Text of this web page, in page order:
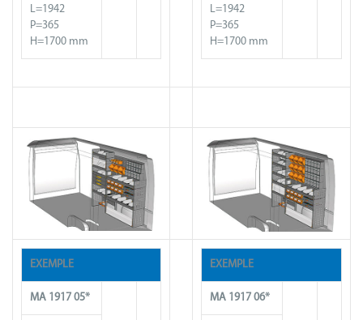
L=1942
P=365
H=1700 mm
L=1942
P=365
H=1700 mm
EXEMPLE
MA 1917 05*
EXEMPLE
MA 1917 06*